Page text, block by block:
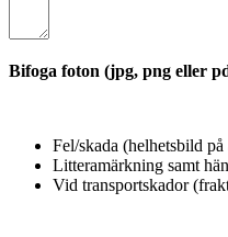
Bifoga foton (jpg, png eller
Fel/skada (helhetsbild
Litteramärkning samt
Vid transportskador